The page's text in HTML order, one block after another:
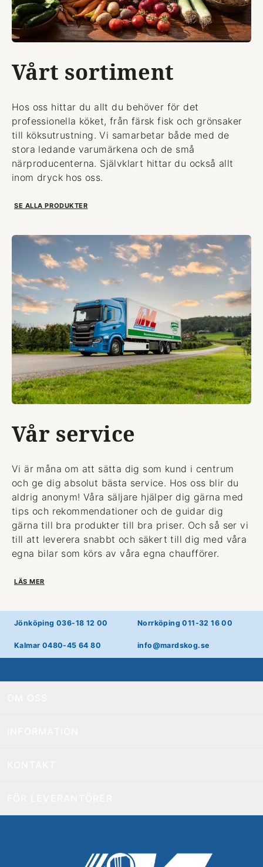
Vårt sortiment
Hos oss hittar du allt du behöver för det
professionella köket, från färsk fisk och grönsaker
till köksutrustning. Vi samarbetar både med de
stora ledande varumärkena och de små
närproducenterna. Självklart hittar du också allt
inom dryck hos oss.
SE ALLA PRODUKTER
Vår service
Vi är måna om att sätta dig som kund i centrum
och ge dig absolut bästa service. Hos oss blir du
aldrig anonym! Våra säljare hjälper dig gärna med
tips och rekommendationer och de guidar dig
gärna till bra produkter till bra priser. Och så ser vi
till att leverera snabbt och säkert till dig med våra
egna bilar som körs av våra egna chaufförer.
LÄS MER
Jönköping 036-18 12 00 Norrköping 011-32 16 00
Kalmar 0480-45 64 80 info@mardskog.se